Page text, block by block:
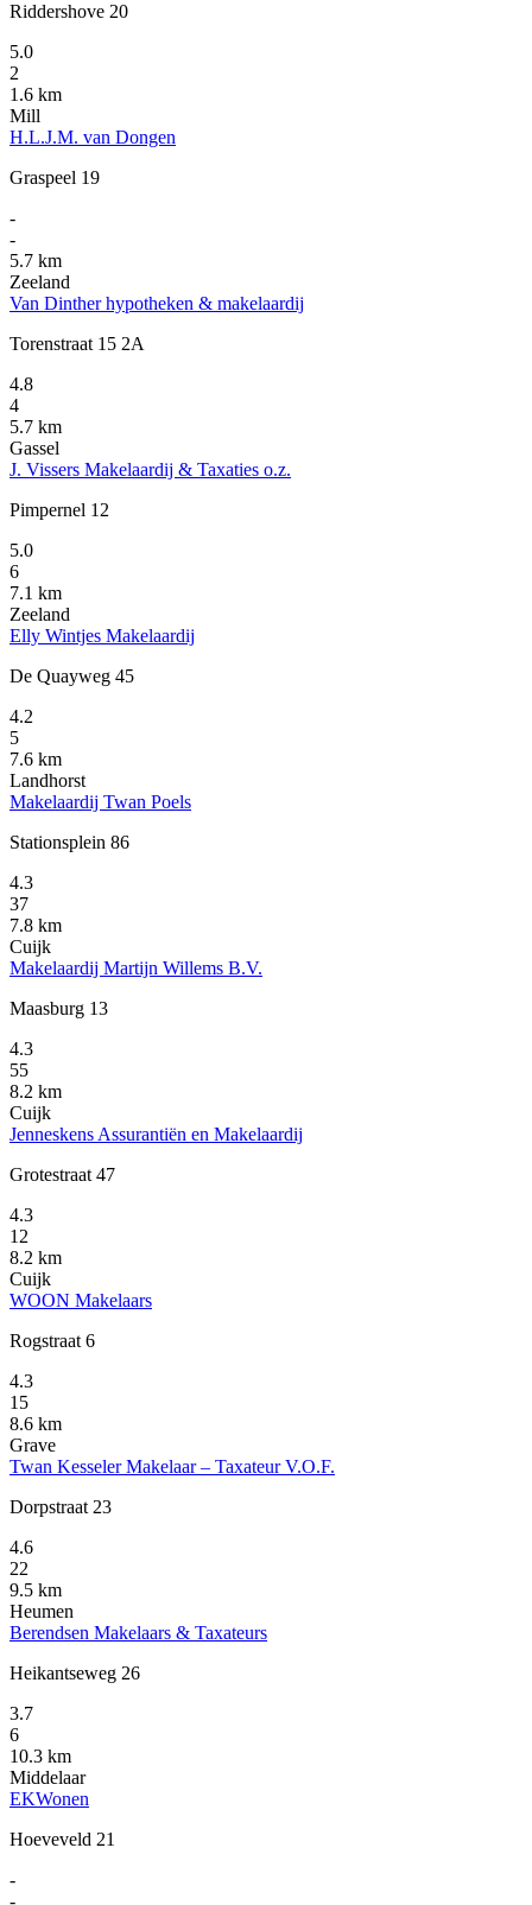
Riddershove 20
5.0
2
1.6 km
Mill
H.L.J.M. van Dongen
Graspeel 19
-
-
5.7 km
Zeeland
Van Dinther hypotheken & makelaardij
Torenstraat 15 2A
4.8
4
5.7 km
Gassel
J. Vissers Makelaardij & Taxaties o.z.
Pimpernel 12
5.0
6
7.1 km
Zeeland
Elly Wintjes Makelaardij
De Quayweg 45
4.2
5
7.6 km
Landhorst
Makelaardij Twan Poels
Stationsplein 86
4.3
37
7.8 km
Cuijk
Makelaardij Martijn Willems B.V.
Maasburg 13
4.3
55
8.2 km
Cuijk
Jenneskens Assurantiën en Makelaardij
Grotestraat 47
4.3
12
8.2 km
Cuijk
WOON Makelaars
Rogstraat 6
4.3
15
8.6 km
Grave
Twan Kesseler Makelaar – Taxateur V.O.F.
Dorpstraat 23
4.6
22
9.5 km
Heumen
Berendsen Makelaars & Taxateurs
Heikantseweg 26
3.7
6
10.3 km
Middelaar
EKWonen
Hoeveveld 21
-